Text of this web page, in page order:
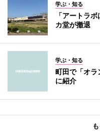
学ぶ・知る
「アートラ
カ堂が撤退
学ぶ・知る
町田で「オ
に紹介